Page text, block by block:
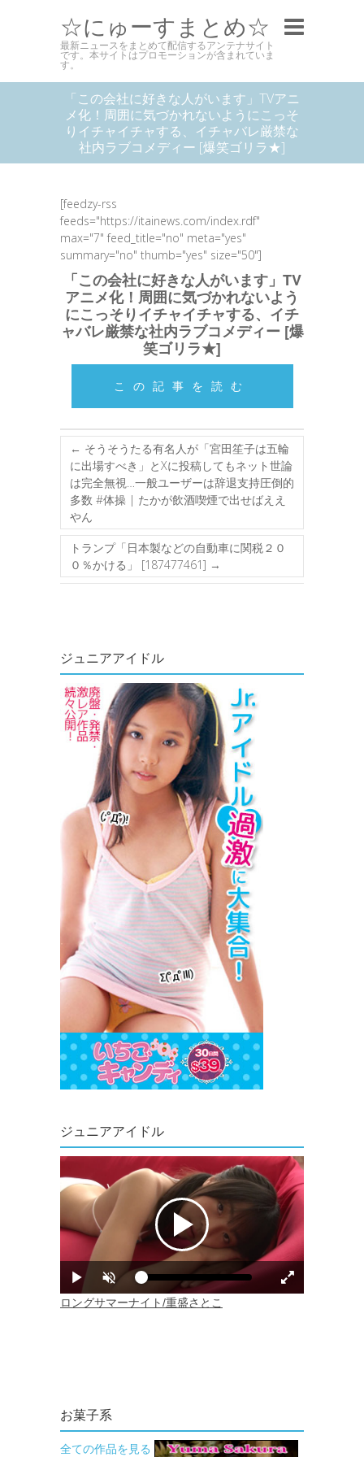
☆にゅーすまとめ☆
最新ニュースをまとめて配信するアンテナサイト
です。本サイトはプロモーションが含まれていま
す。
「この会社に好きな人がいます」TVアニ
メ化！周囲に気づかれないようにこっそ
りイチャイチャする、イチャバレ厳禁な
社内ラブコメディー [爆笑ゴリラ★]
[feedzy-rss
feeds="https://itainews.com/index.rdf"
max="7" feed_title="no" meta="yes"
summary="no" thumb="yes" size="50"]
「この会社に好きな人がいます」TV
アニメ化！周囲に気づかれないよう
にこっそりイチャイチャする、イチ
ャバレ厳禁な社内ラブコメディー [爆
笑ゴリラ★]
この記事を読む
← そうそうたる有名人が「宮田笙子は五輪
に出場すべき」とXに投稿してもネット世論
は完全無視…一般ユーザーは辞退支持圧倒的
多数 #体操 | たかが飲酒喫煙で出せばええ
やん
トランプ「日本製などの自動車に関税２０
０％かける」 [187477461] →
ジュニアアイドル
ジュニアアイドル
お菓子系
全ての作品を見る